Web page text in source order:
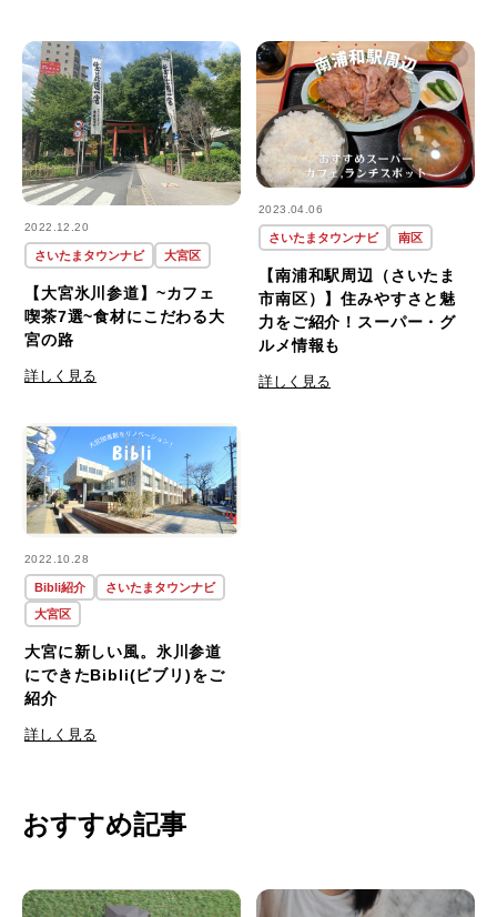
2022.12.20
さいたまタウンナビ 大宮区
【大宮氷川参道】~カフェ
喫茶7選~食材にこだわる大
宮の路
詳しく見る
2023.04.06
さいたまタウンナビ 南区
【南浦和駅周辺（さいたま
市南区）】住みやすさと魅
力をご紹介！スーパー・グ
ルメ情報も
詳しく見る
2022.10.28
Bibli紹介
さいたまタウンナビ
大宮区
大宮に新しい風。氷川参道
にできたBibli(ビブリ)をご
紹介
詳しく見る
おすすめ記事